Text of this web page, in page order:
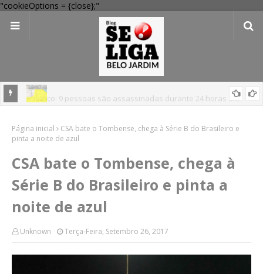
"cookieOptions = {close};"
Balanço: 9 pessoas são assassinadas durante 24 horas em
alerta amarelo de vendaval
Página inicial
CSA bate o Tombense, chega à Série B do Brasileiro e
pinta a noite de azul
CSA bate o Tombense, chega à
Série B do Brasileiro e pinta a
noite de azul
Unknown Terça-Feira, Setembro 26, 2017